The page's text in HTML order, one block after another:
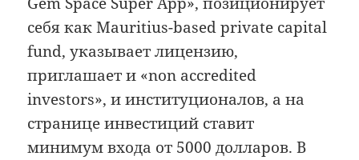
себя как Mauritius-based private capital
fund, указывает лицензию,
приглашает и «non accredited
investors», и институционалов, а на
странице инвестиций ставит
минимум входа от 5000 долларов. В